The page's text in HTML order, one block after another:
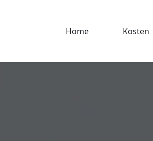
Home Kosten